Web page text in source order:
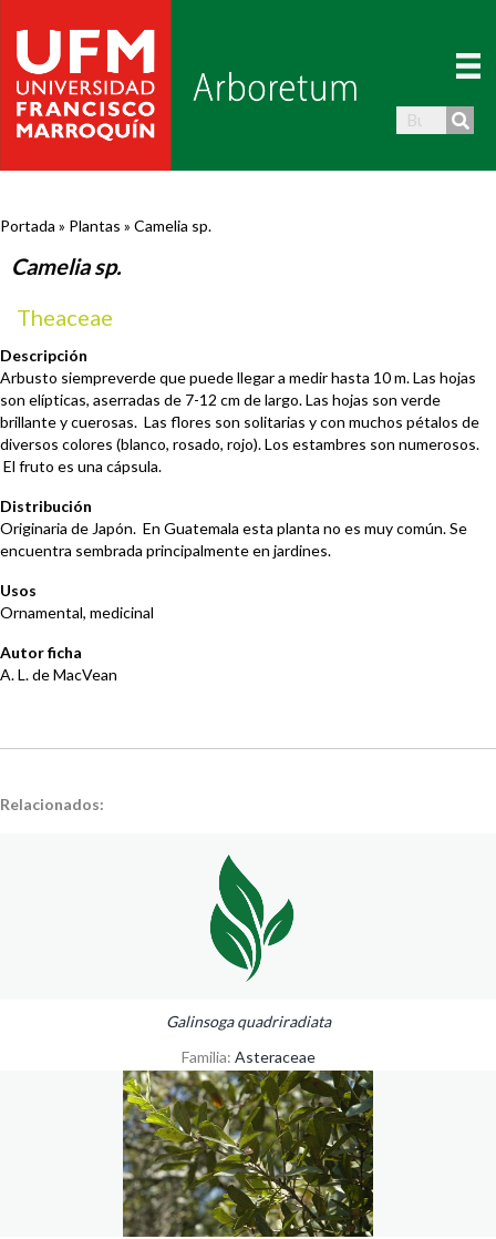
Portada » Plantas » Camelia sp.
Camelia sp.
Theaceae
Descripción
Arbusto siempreverde que puede llegar a medir hasta 10 m. Las hojas
son elípticas, aserradas de 7-12 cm de largo. Las hojas son verde
brillante y cuerosas. Las flores son solitarias y con muchos pétalos de
diversos colores (blanco, rosado, rojo). Los estambres son numerosos.
El fruto es una cápsula.
Distribución
Originaria de Japón. En Guatemala esta planta no es muy común. Se
encuentra sembrada principalmente en jardines.
Usos
Ornamental, medicinal
Autor ficha
A. L. de MacVean
Relacionados:
Galinsoga quadriradiata
Familia: Asteraceae